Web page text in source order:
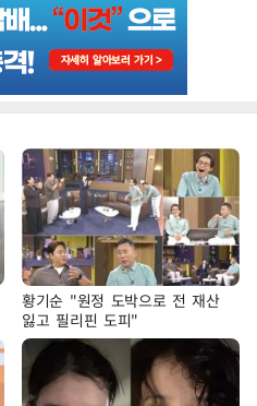
황기순 "원정 도박으로 전 재산
잃고 필리핀 도피"